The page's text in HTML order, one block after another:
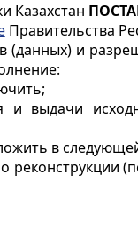
Казахстан
Правительства
и
выдачи
в
реконструкции